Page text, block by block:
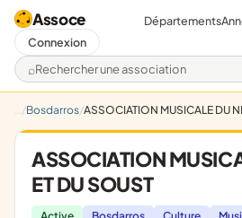
Assoce
Rechercher une association
Départements
Connexion
Bosdarros ASSOCIATION MUSICALE DU
ASSOCIATION
ET DU SOUST